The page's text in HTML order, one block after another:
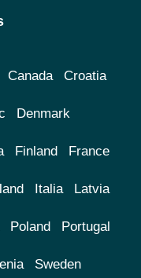
Canada Croatia
Denmark
Finland France
Italia Latvia
Poland Portugal
Sweden